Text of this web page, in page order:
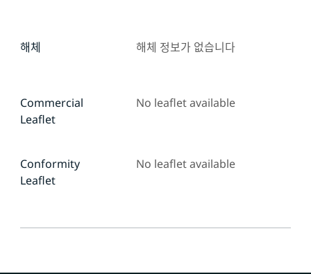
해체 해체 정보가 없습니다
Commercial
Leaflet
No leaflet available
Conformity
Leaflet
No leaflet available